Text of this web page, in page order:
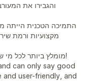
והגבירו את
התמיכה הטכנית הייתה
מקצועיות ורמת
מומלץ ביותר לכל מי שמחפש דרכים לייעול ושדרוג הפעילות בחנות!
can only say good
and user-friendly, and